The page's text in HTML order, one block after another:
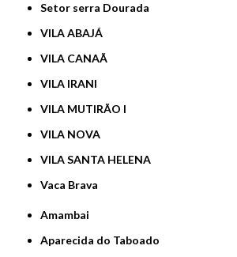
Setor serra Dourada
VILA ABAJÁ
VILA CANAÃ
VILA IRANI
VILA MUTIRÃO I
VILA NOVA
VILA SANTA HELENA
Vaca Brava
Amambai
Aparecida do Taboado